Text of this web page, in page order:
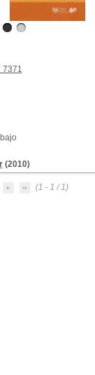
7371
(2010)
(1 - 1 / 1)